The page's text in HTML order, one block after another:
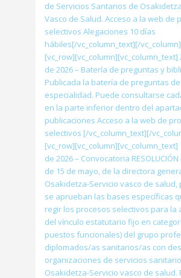
de Servicios Santarios de
Vasco de Salud. Acceso a la web de
selectivos Alegaciones 10 días
hábiles[/vc_column_text][/
[vc_row][vc_column][vc_column_text]
de 2026 – Batería de preguntas y
Publicada la batería de preguntas
especialidad. Puede consultarse
en la parte inferior dentro del
publicaciones Acceso a la web de
selectivos [/vc_column_text][/
[vc_row][vc_column][vc_column_text]
de 2026 – Convocatoria
de 15 de mayo, de la directora
Osakidetza-Servicio vasco de salud,
se aprueban las bases específicas
regir los procesos selectivos para la
del vínculo estatutario fijo en
puestos funcionales) del grupo
diplomados/as sanitarios/as con
organizaciones de servicios
Osakidetza-Servicio vasco de salud.